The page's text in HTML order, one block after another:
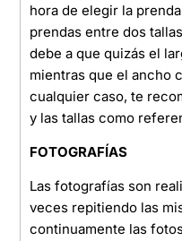
hora de elegir la
prendas entre dos
debe a que quizás el
mientras que el ancho
cualquier caso, te
y las tallas como
FOTOGRAFÍAS
Las fotografías son
veces repitiendo las
continuamente las